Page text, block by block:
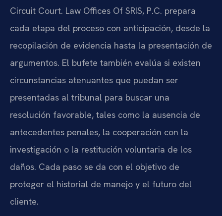
Circuit Court. Law Offices Of SRIS, P.C. prepara
cada etapa del proceso con anticipación, desde la
recopilación de evidencia hasta la presentación de
argumentos. El bufete también evalúa si existen
circunstancias atenuantes que puedan ser
presentadas al tribunal para buscar una
resolución favorable, tales como la ausencia de
antecedentes penales, la cooperación con la
investigación o la restitución voluntaria de los
daños. Cada paso se da con el objetivo de
proteger el historial de manejo y el futuro del
cliente.